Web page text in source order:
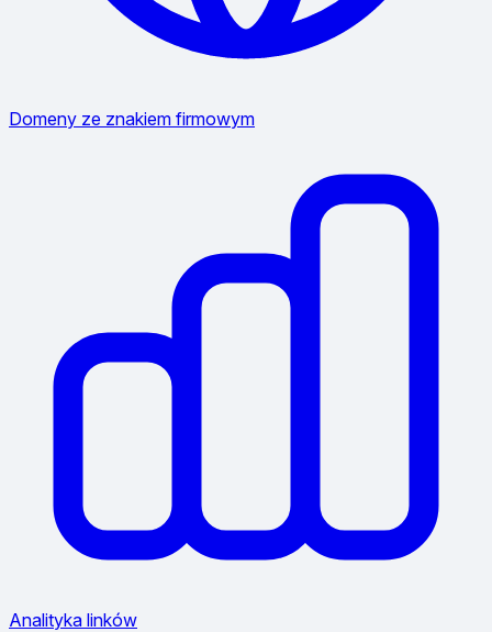
Domeny ze znakiem firmowym
Analityka linków